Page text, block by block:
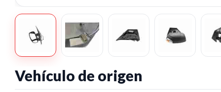
Vehículo de origen